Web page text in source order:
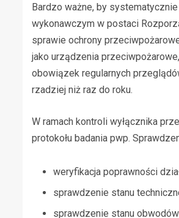
Bardzo ważne, by
wykonawczym w postaci
sprawie ochrony
jako urządzenia
obowiązek regularnych
rzadziej niż raz do roku.
W ramach kontroli wyłącznika
protokołu badania pwp.
weryfikacja poprawności
sprawdzenie stanu
sprawdzenie stanu